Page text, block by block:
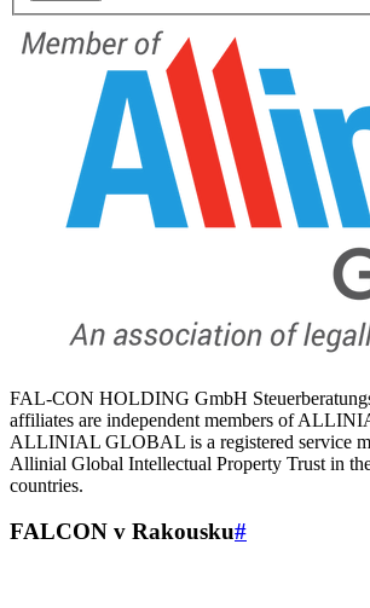
FAL-CON HOLDING GmbH
affiliates are independent members of
ALLINIAL GLOBAL is a registered service
Allinial Global Intellectual Property Trust in
countries.
FALCON v Rakousku#